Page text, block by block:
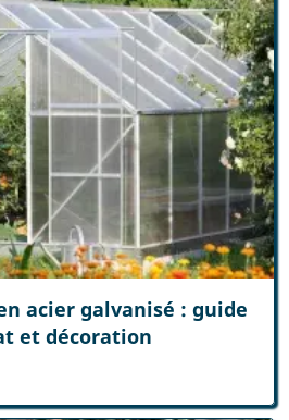
acier galvanisé : guide
et décoration